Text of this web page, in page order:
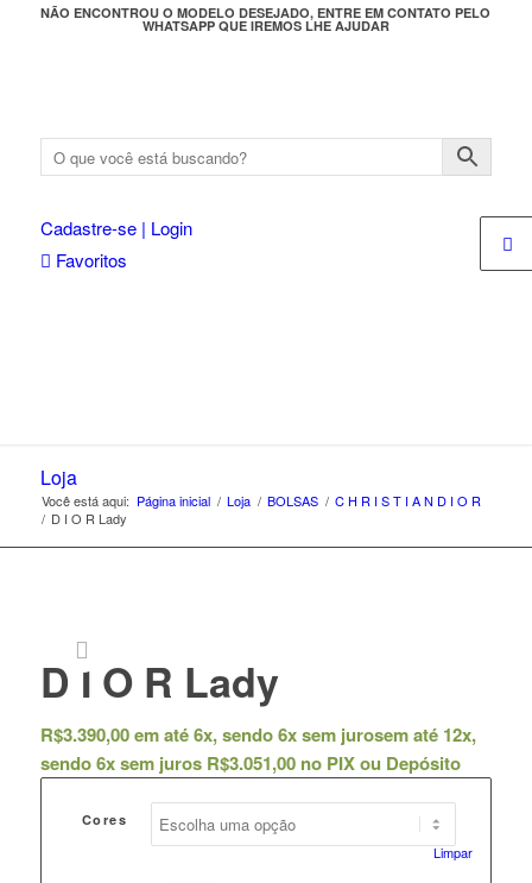
NÃO ENCONTROU O MODELO DESEJADO, ENTRE EM CONTATO PELO
WHATSAPP QUE IREMOS LHE AJUDAR
Cadastre-se | Login
Favoritos
Loja
Você está aqui: Página inicial / Loja / BOLSAS / C H R I S T I A N D I O R
/ D I O R Lady
D I O R Lady
R$3.390,00 em até 6x, sendo 6x sem jurosem até 12x,
sendo 6x sem juros R$3.051,00 no PIX ou Depósito
Cores
Limpar